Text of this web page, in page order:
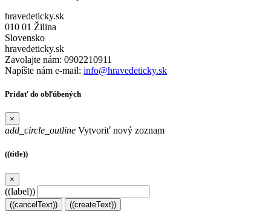
hravedeticky.sk
010 01 Žilina
Slovensko
hravedeticky.sk
Zavolajte nám: 0902210911
Napíšte nám e-mail: info@hravedeticky.sk
Pridať do obľúbených
×
add_circle_outline Vytvoriť nový zoznam
((title))
×
((label))
((cancelText)) ((createText))